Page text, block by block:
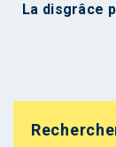
La disgrâce